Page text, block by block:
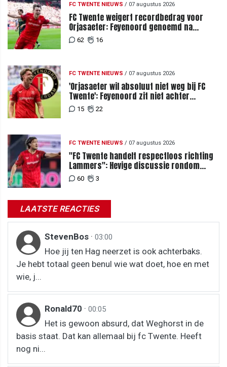
FC TWENTE NIEUWS / 07 augustus 2026
FC Twente weigert recordbedrag voor
Orjasaeter: Feyenoord genoemd na
megabod
62 16
FC TWENTE NIEUWS / 07 augustus 2026
'Orjasaeter wil absoluut niet weg bij FC
Twente': Feyenoord zit niet achter
recordbod
15 22
FC TWENTE NIEUWS / 07 augustus 2026
"FC Twente handelt respectloos richting
Lammers": Hevige discussie rondom
degradatie tot derde spits
60 3
LAATSTE REACTIES
StevenBos · 03:00
Hoe jij ten Hag neerzet is ook achterbaks.
Je hebt totaal geen benul wie wat doet, hoe en met
wie, j...
Ronald70 · 00:05
Het is gewoon absurd, dat Weghorst in de
basis staat. Dat kan allemaal bij fc Twente. Heeft
nog ni...